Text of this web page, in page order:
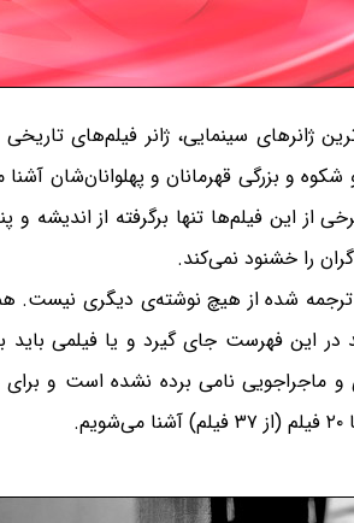
ژانرهای سینمایی، ژانر فیلم‌های
و شکوه و بزرگی قهرمانان و پهلوانان‌شان
از این فیلم‌ها تنها برگرفته از
را خشنود نمی‌کند.
ترجمه شده از هیچ نوشته‌ی دیگری نیست.
در این فهرست جای گیرد و یا فیلمی باید
و ماجراجویی نامی برده نشده است و